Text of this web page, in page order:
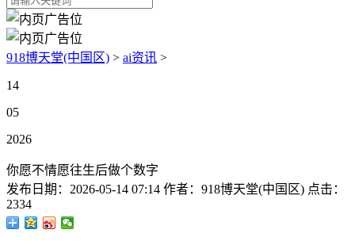
918博天堂(中国区) > ai资讯 >
14
05
2026
你愿不情愿往生后做个数字
发布日期： 2026-05-14 07:14 作者： 918博天堂(中国区) 点击：
2334